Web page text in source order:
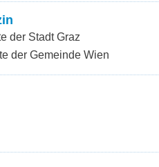
der Stadt Graz
der Gemeinde Wien